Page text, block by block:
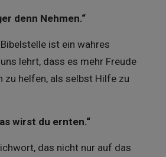
denn Nehmen.“
ist ein wahres
lehrt, dass es mehr Freude
zu helfen, als selbst Hilfe zu
wirst du ernten.“
das nicht nur auf das